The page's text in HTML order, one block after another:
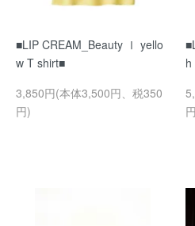
■LIP CREAM_Beauty Ⅰ yello
w T shirt■
3,850円(本体3,500円、税350
円)